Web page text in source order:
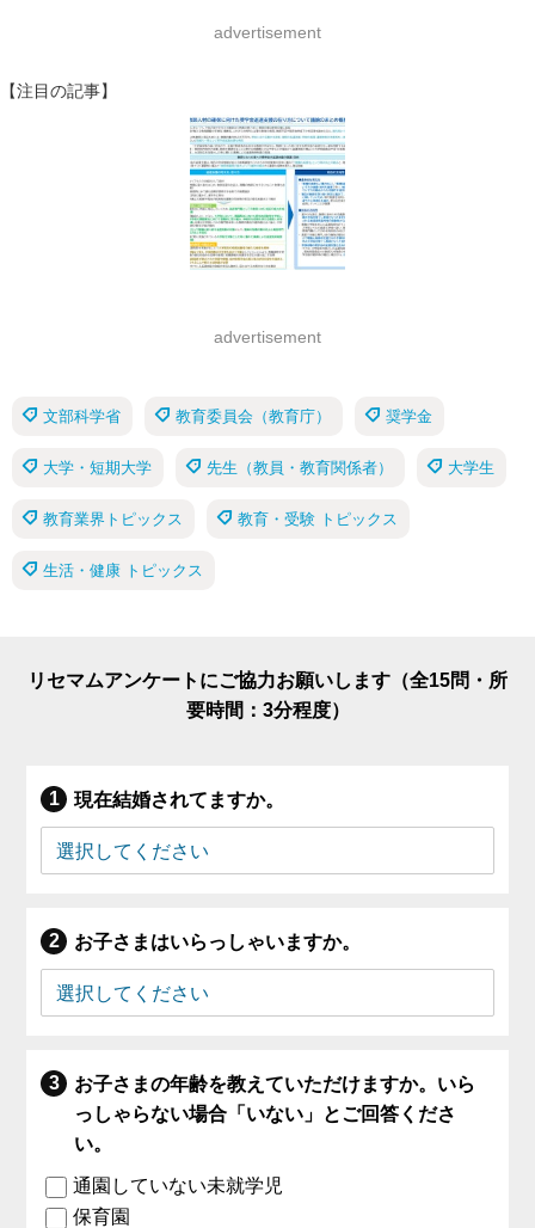
advertisement
【注目の記事】
advertisement
文部科学省 教育委員会（教育庁） 奨学金
大学・短期大学 先生（教員・教育関係者） 大学生
教育業界トピックス 教育・受験 トピックス
生活・健康 トピックス
リセマムアンケートにご協力お願いします（全15問・所
要時間：3分程度）
現在結婚されてますか。
お子さまはいらっしゃいますか。
お子さまの年齢を教えていただけますか。いら
っしゃらない場合「いない」とご回答くださ
い。
通園していない未就学児
保育園